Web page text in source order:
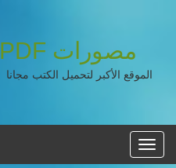
مصورات PDF
الموقع الأكبر لتحميل الكتب مجانا
القائمه
الرئيسية